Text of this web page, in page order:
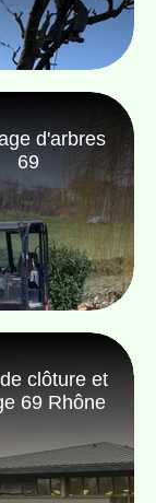
d'arbres
69
clôture et
69 Rhône